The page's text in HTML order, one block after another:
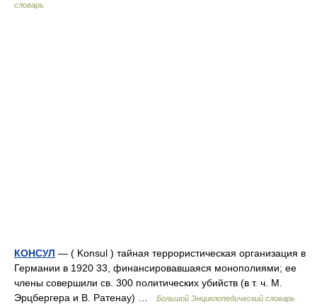
словарь
КОНСУЛ — ( Konsul ) тайная террористическая организация в
Германии в 1920 33, финансировавшаяся монополиями; ее
члены совершили св. 300 политических убийств (в т. ч. М.
Эрцбергера и В. Ратенау) …
Большой Энциклопедический словарь